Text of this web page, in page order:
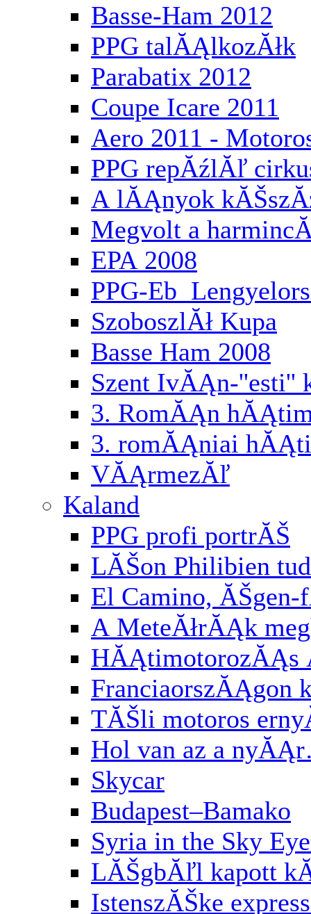
Basse-Ham 2012
PPG talĂĄlkozĂłk
Parabatix 2012
Coupe Icare 2011
Aero 2011 -
PPG repĂźlĂľ
A lĂĄnyok
Megvolt a
EPA 2008
PPG-Eb
SzoboszlĂł Kupa
Basse Ham 2008
Szent IvĂĄn-
3. RomĂĄn
3. romĂĄniai
VĂĄrmezĂľ
Kaland
PPG profi portrĂŠ
LĂŠon Philibien
El Camino, ĂŠgen-
A MeteĂłrĂĄk
HĂĄtimotorozĂĄs
FranciaorszĂĄgon
TĂŠli motoros
Hol van az a
Skycar
Budapest–Bamako
Syria in the Sky
LĂŠgbĂľl kapott
IstenszĂŠke